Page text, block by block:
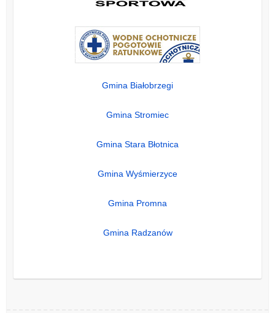
Gmina Białobrzegi
Gmina Stromiec
Gmina Stara Błotnica
Gmina Wyśmierzyce
Gmina Promna
Gmina Radzanów